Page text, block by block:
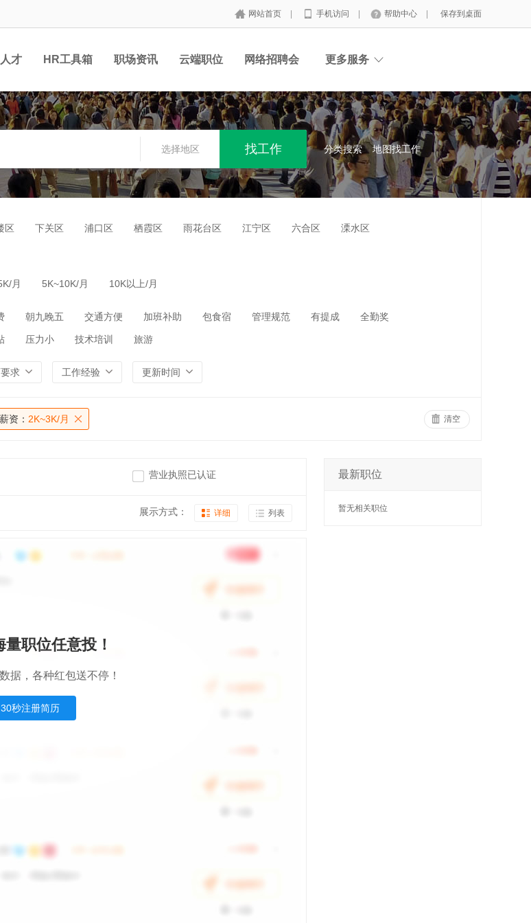
网站首页 手机访问 帮助中心 保存到桌面
才 HR工具箱 职场资讯 云端职位 网络招聘会 更多服务
选择地区 分类搜索 地图找工作
区 下关区 浦口区 栖霞区 雨花台区 江宁区 六合区 溧水区
月 5K~10K/月 10K以上/月
朝九晚五 交通方便 加班补助 包食宿 管理规范 有提成 全勤奖
压力小 技术培训 旅游
求 工作经验 更新时间
资： 2K~3K/月 清空
营业执照已认证
展示方式： 详细 列表
职位任意投！
据，各种红包送不停！
30秒注册简历
最新职位
暂无相关职位